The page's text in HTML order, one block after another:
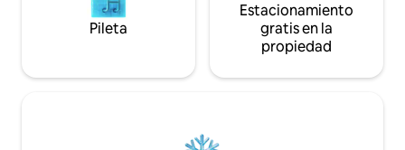
naturaleza. Lejos del ajetreo y el bullicio,
este lugar es sin duda un lugar secreto
olvidarte de todos los problemas. El
Pileta
Estacionamiento
gratis en la
propiedad